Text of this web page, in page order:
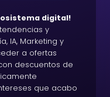
digital!
y
IA, Marketing y
a ofertas
descuentos de
que acabo